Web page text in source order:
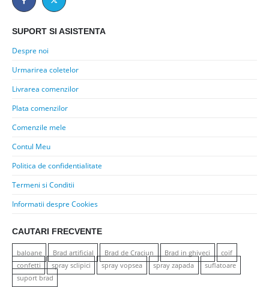
SUPORT SI ASISTENTA
Despre noi
Urmarirea coletelor
Livrarea comenzilor
Plata comenzilor
Comenzile mele
Contul Meu
Politica de confidentialitate
Termeni si Conditii
Informatii despre Cookies
CAUTARI FRECVENTE
baloane Brad artificial Brad de Craciun Brad in ghiveci
coif
confetti
spray sclipici spray vopsea spray zapada
suflatoare
suport brad